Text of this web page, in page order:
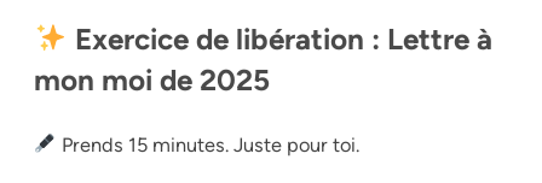
Exercice de libération : Lettre à
mon moi de 2025
Prends 15 minutes. Juste pour toi.